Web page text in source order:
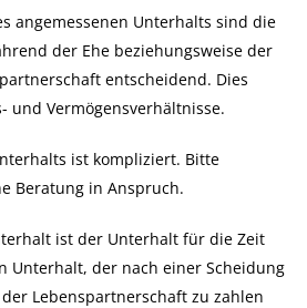
angemessenen Unterhalts sind die
der Ehe beziehungsweise der
entscheidend. Dies
und Vermögensverhältnisse.
ist kompliziert. Bitte
Beratung in Anspruch.
ist der Unterhalt für die Zeit
Unterhalt, der nach einer Scheidung
Lebenspartnerschaft zu zahlen